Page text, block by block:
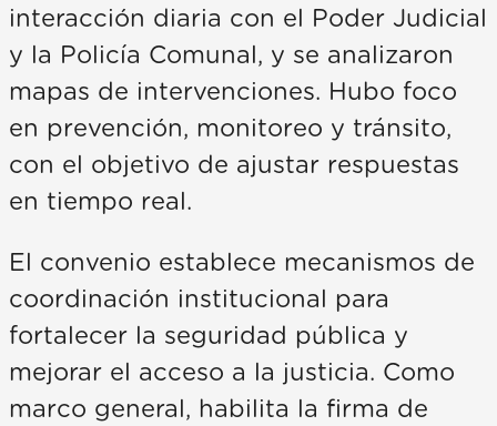
interacción diaria con el Poder Judicial
y la Policía Comunal, y se analizaron
mapas de intervenciones. Hubo foco
en prevención, monitoreo y tránsito,
con el objetivo de ajustar respuestas
en tiempo real.
El convenio establece mecanismos de
coordinación institucional para
fortalecer la seguridad pública y
mejorar el acceso a la justicia. Como
marco general, habilita la firma de